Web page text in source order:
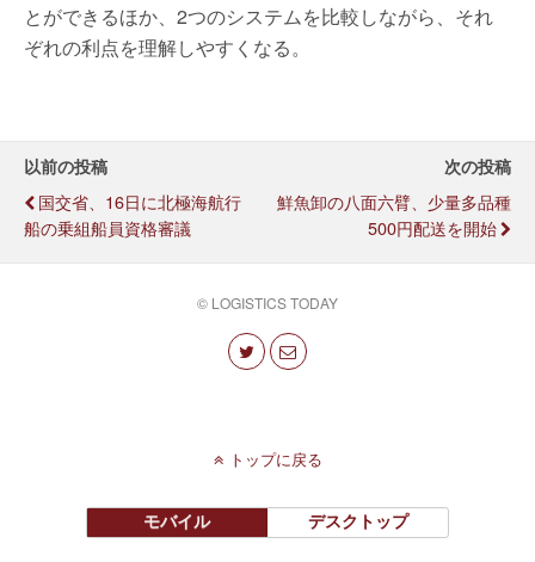
とができるほか、2つのシステムを比較しながら、それ
ぞれの利点を理解しやすくなる。
以前の投稿
国交省、16日に北極海航行
船の乗組船員資格審議
次の投稿
鮮魚卸の八面六臂、少量多品種
500円配送を開始
© LOGISTICS TODAY
トップに戻る
モバイル デスクトップ